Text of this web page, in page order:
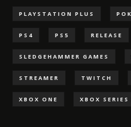
PLAYSTATION PLUS
PS4 PS5 RELEASE
SLEDGEHAMMER GAMES
STREAMER TWITCH
XBOX ONE XBOX SERIES